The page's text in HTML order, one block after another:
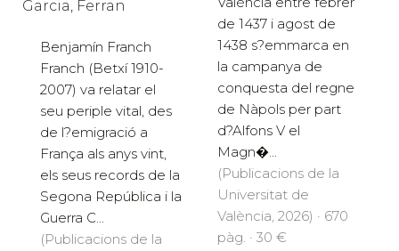
Garcia, Ferran
Benjamín Franch
Franch (Betxí 1910-
2007) va relatar el
seu periple vital, des
de l?emigració a
França als anys vint,
els seus records de la
Segona República i la
Guerra C...
(Publicacions de la
de 1437 i agost de
1438 s?emmarca en
la campanya de
conquesta del regne
de Nàpols per part
d?Alfons V el
Magn�...
(Publicacions de la
Universitat de
València, 2026) · 670
pàg. · 30 €